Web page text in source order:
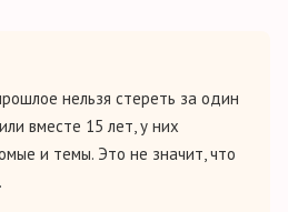
нельзя стереть за один
вместе 15 лет, у них
и темы. Это не значит, что